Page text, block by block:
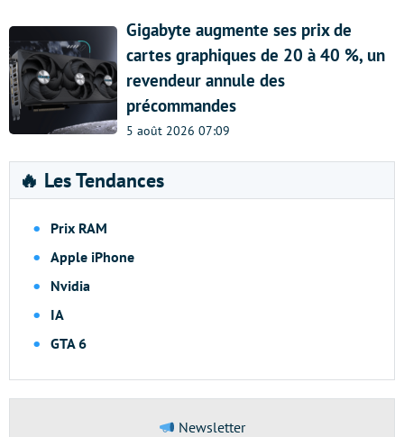
Gigabyte augmente ses prix de
cartes graphiques de 20 à 40 %, un
revendeur annule des
précommandes
5 août 2026 07:09
🔥 Les Tendances
Prix RAM
Apple iPhone
Nvidia
IA
GTA 6
Newsletter